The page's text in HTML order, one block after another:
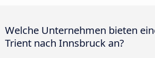
Welche Unternehmen bieten
Trient nach Innsbruck an?